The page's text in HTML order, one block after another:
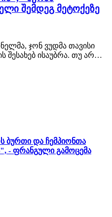
შემდეგ მეტოქეზე
ჯონ ვუდმა თავისი
შესახებ ისაუბრა. თუ არ
კვლავ პიოტრ იანი
3 ჩხუბი გამოვა. "თუ იანის
დვალიშვილი…
ბურთი და ჩემპიონთა
- ფრანგული გამოცემა